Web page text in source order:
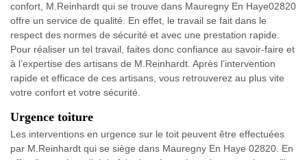
confort, M.Reinhardt qui se trouve dans Mauregny En Haye02820
offre un service de qualité. En effet, le travail se fait dans le
respect des normes de sécurité et avec une prestation rapide.
Pour réaliser un tel travail, faites donc confiance au savoir-faire et
à l’expertise des artisans de M.Reinhardt. Après l’intervention
rapide et efficace de ces artisans, vous retrouverez au plus vite
votre confort et votre sécurité.
Urgence toiture
Les interventions en urgence sur le toit peuvent être effectuées
par M.Reinhardt qui se siège dans Mauregny En Haye 02820. En